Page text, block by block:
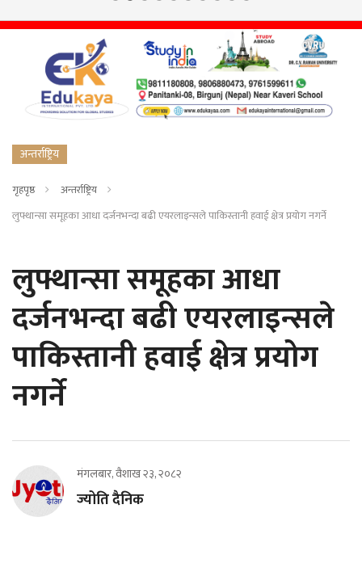
अन्तर्राष्ट्रिय
गृहपृष्ठ
अन्तर्राष्ट्रिय
लुफ्थान्सा समूहका आधा दर्जनभन्दा बढी एयरलाइन्सले पाकिस्तानी हवाई क्षेत्र प्रयोग नगर्ने
लुफ्थान्सा समूहका आधा
दर्जनभन्दा बढी एयरलाइन्सले
पाकिस्तानी हवाई क्षेत्र प्रयोग
नगर्ने
मंगलबार, वैशाख २३, २०८२
ज्योति दैनिक